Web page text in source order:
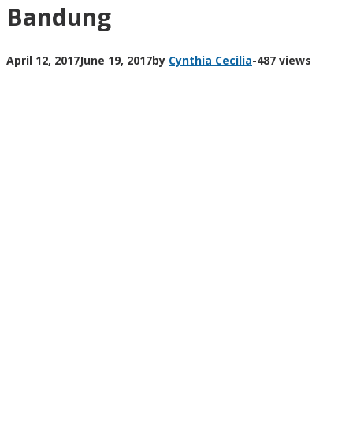
Bandung
April 12, 2017June 19, 2017by Cynthia Cecilia-487 views